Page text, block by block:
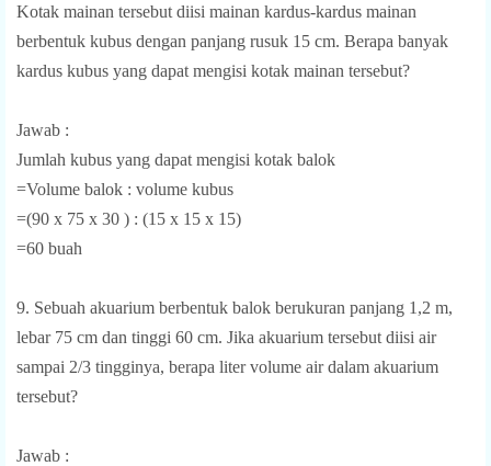
Kotak mainan tersebut diisi mainan kardus-kardus mainan
berbentuk kubus dengan panjang rusuk 15 cm. Berapa banyak
kardus kubus yang dapat mengisi kotak mainan tersebut?
Jawab :
Jumlah kubus yang dapat mengisi kotak balok
=Volume balok : volume kubus
=(90 x 75 x 30 ) : (15 x 15 x 15)
=60 buah
9. Sebuah akuarium berbentuk balok berukuran panjang 1,2 m,
lebar 75 cm dan tinggi 60 cm. Jika akuarium tersebut diisi air
sampai 2/3 tingginya, berapa liter volume air dalam akuarium
tersebut?
Jawab :